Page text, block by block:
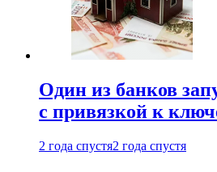
Один из банков
с привязкой к
2 года спустя2 года спустя